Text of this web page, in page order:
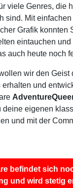
viele Genres, die
sind. Mit einfachen
Grafik konnten
eintauchen
auch heute noch
wir den Geist
erhalten und
deine eigenen
und mit der
befindet sich
und wird stetig